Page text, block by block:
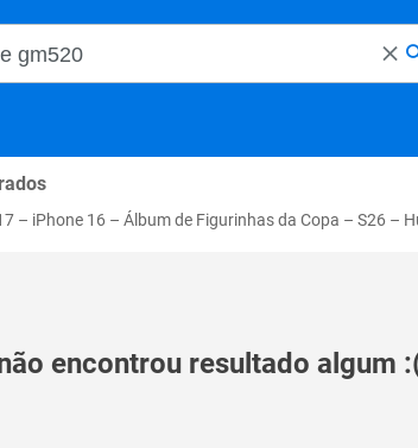
– iPhone 16 – Álbum de Figurinhas da Copa – S26 –
encontrou resultado algum